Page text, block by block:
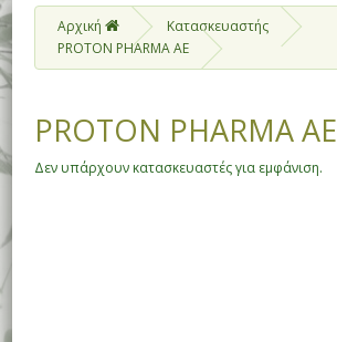
Αρχική
Κατασκευαστής
PROTON PHARMA AE
PROTON PHARMA AE
Δεν υπάρχουν κατασκευαστές για εμφάνιση.